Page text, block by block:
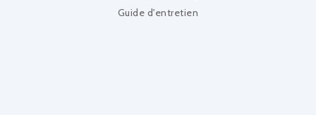
Guide d'entretien